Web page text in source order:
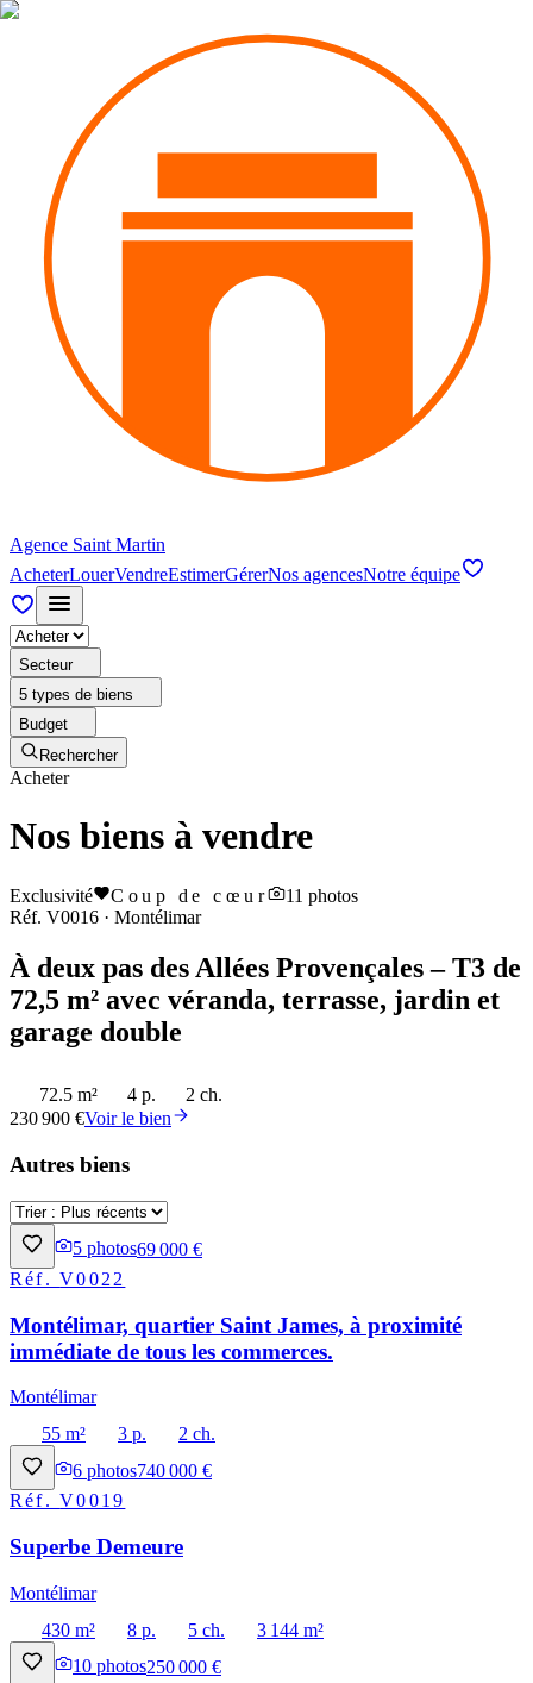
Agence Saint Martin
AcheterLouerVendreEstimerGérerNos agencesNotre équipe
Secteur
5 types de biens
Budget
Rechercher
Acheter
Nos biens à vendre
Exclusivité Coup de cœur 11 photos
Réf. V0016 · Montélimar
À deux pas des Allées Provençales – T3 de
72,5 m² avec véranda, terrasse, jardin et
garage double
72.5 m² 4 p.
2 ch.
230 900 €Voir le bien
Autres biens
5 photos69 000 €
Réf.V0022
Montélimar, quartier Saint James, à proximité
immédiate de tous les commerces.
Montélimar
55 m²
3 p.
2 ch.
6 photos740 000 €
Réf.V0019
Superbe Demeure
Montélimar
430 m²
8 p. 5 ch.
3 144 m²
10 photos250 000 €